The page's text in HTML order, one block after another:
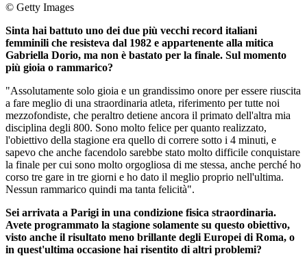
© Getty Images
Sinta hai battuto uno dei due più vecchi record italiani
femminili che resisteva dal 1982 e appartenente alla mitica
Gabriella Dorio, ma non è bastato per la finale. Sul momento
più gioia o rammarico?
"Assolutamente solo gioia e un grandissimo onore per essere riuscita
a fare meglio di una straordinaria atleta, riferimento per tutte noi
mezzofondiste, che peraltro detiene ancora il primato dell'altra mia
disciplina degli 800. Sono molto felice per quanto realizzato,
l'obiettivo della stagione era quello di correre sotto i 4 minuti, e
sapevo che anche facendolo sarebbe stato molto difficile conquistare
la finale per cui sono molto orgogliosa di me stessa, anche perché ho
corso tre gare in tre giorni e ho dato il meglio proprio nell'ultima.
Nessun rammarico quindi ma tanta felicità".
Sei arrivata a Parigi in una condizione fisica straordinaria.
Avete programmato la stagione solamente su questo obiettivo,
visto anche il risultato meno brillante degli Europei di Roma, o
in quest'ultima occasione hai risentito di altri problemi?